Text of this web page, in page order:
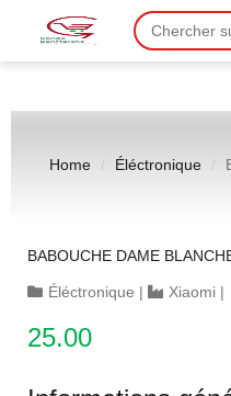
Home Éléctronique
BABOUCHE DAME
Éléctronique | Xiaomi |
25.00